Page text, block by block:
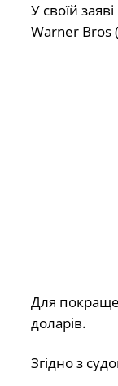
У своїй
Warner Bros
Для
доларів.
Згідно з